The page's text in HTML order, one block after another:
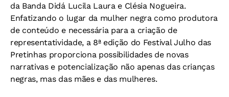
da Banda Didá Lucila Laura e Clésia Nogueira.
Enfatizando o lugar da mulher negra como produtora
de conteúdo e necessária para a criação de
representatividade, a 8ª edição do Festival Julho das
Pretinhas proporciona possibilidades de novas
narrativas e potencialização não apenas das crianças
negras, mas das mães e das mulheres.